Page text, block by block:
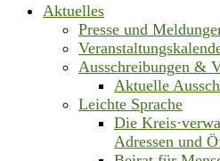
Aktuelles
Presse und
Ausschreibungen &
Aktuelle
Leichte Sprache
Die
Adressen und